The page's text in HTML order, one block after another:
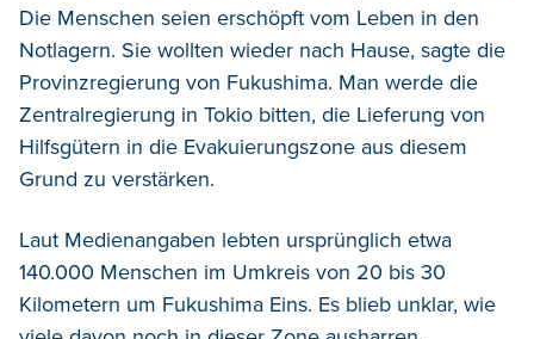
Die Menschen seien erschöpft vom Leben in den
Notlagern. Sie wollten wieder nach Hause, sagte die
Provinzregierung von Fukushima. Man werde die
Zentralregierung in Tokio bitten, die Lieferung von
Hilfsgütern in die Evakuierungszone aus diesem
Grund zu verstärken.
Laut Medienangaben lebten ursprünglich etwa
140.000 Menschen im Umkreis von 20 bis 30
Kilometern um Fukushima Eins. Es blieb unklar, wie